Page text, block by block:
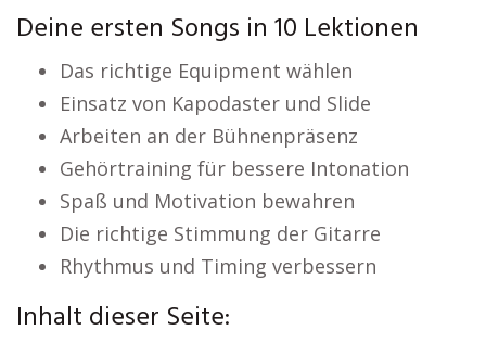
Deine ersten Songs in 10 Lektionen
Das richtige Equipment wählen
Einsatz von Kapodaster und Slide
Arbeiten an der Bühnenpräsenz
Gehörtraining für bessere Intonation
Spaß und Motivation bewahren
Die richtige Stimmung der Gitarre
Rhythmus und Timing verbessern
Inhalt dieser Seite: